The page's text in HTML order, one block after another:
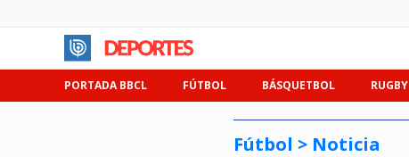
PORTADA BBCL FÚTBOL BÁSQUETBOL RUGBY
Fútbol > Noticia